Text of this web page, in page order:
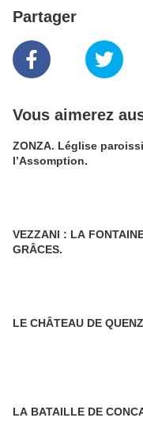
Partager
Vous aimerez
ZONZA. Léglise
l’Assomption.
VEZZANI : LA
GRÂCES.
LE CHÂTEAU DE
LA BATAILLE DE